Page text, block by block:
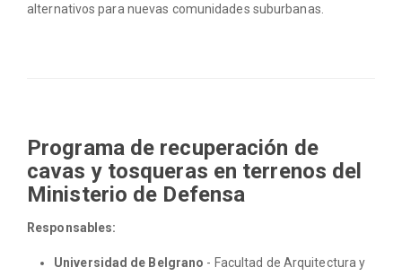
alternativos para nuevas comunidades suburbanas.
Programa de recuperación de
cavas y tosqueras en terrenos del
Ministerio de Defensa
Responsables:
Universidad de Belgrano - Facultad de Arquitectura y